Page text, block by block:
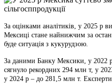
За оцінками аналітиків, у 2025 р
Мексиці стане найнижчим за
буде ситуація з кукурудзою.
За даними Банку Мексики, у 2022 р
сягнуло рекордних 294 млн т, у
у 2024 р – до 281,5 млн т.